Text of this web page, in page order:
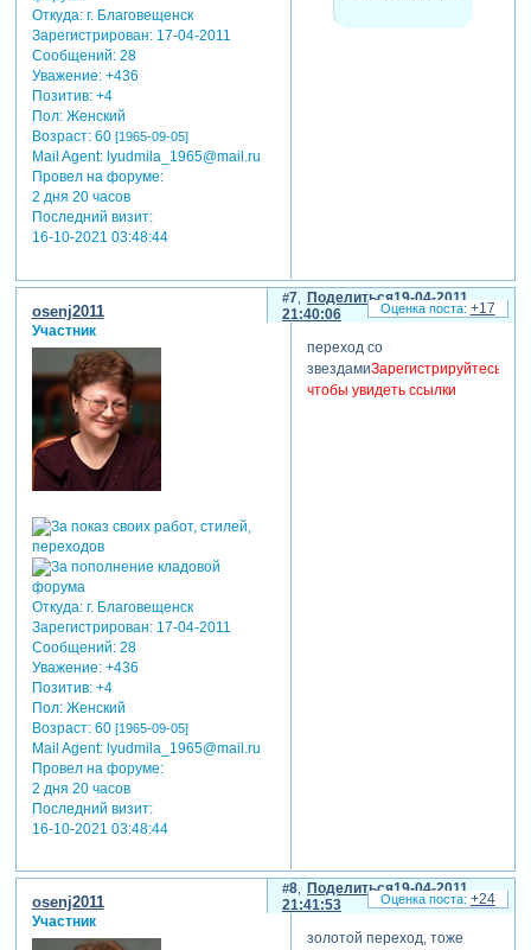
Откуда:г. Благовещенск
Зарегистрирован: 17-04-2011
Сообщений:28
Уважение: +436
Позитив: +4
Пол:Женский
Возраст:60 [1965-09-05]
Mail Agent:lyudmila_1965@mail.ru
Провел на форуме:
2 дня 20 часов
Последний визит:
16-10-2021 03:48:44
Поделиться
7
19-04-2011
21:40:06
osenj2011
Участник
Откуда:г. Благовещенск
Зарегистрирован: 17-04-2011
Сообщений:28
Уважение: +436
Позитив: +4
Пол:Женский
Возраст:60 [1965-09-05]
Mail Agent:lyudmila_1965@mail.ru
Провел на форуме:
2 дня 20 часов
Последний визит:
16-10-2021 03:48:44
переход со
звездамиЗарегистрируйтесь,
чтобы увидеть ссылки
+17
Поделиться
8
19-04-2011
21:41:53
osenj2011
Участник
золотой переход, тоже
+24